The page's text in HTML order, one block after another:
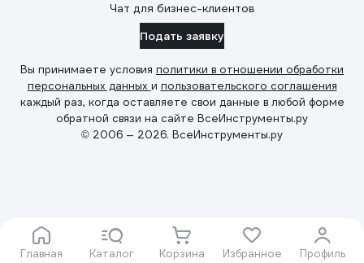
Главная Каталог Корзина Избранное Профиль
Чат для бизнес-клиентов
Подать заявку
Вы принимаете условия политики в отношении обработки
персональных данных и пользовательского соглашения
каждый раз, когда оставляете свои данные в любой форме
обратной связи на сайте ВсеИнструменты.ру
© 2006 — 2026. ВсеИнструменты.ру